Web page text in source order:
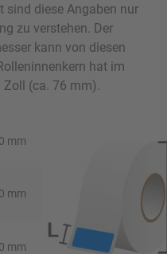
sind diese Angaben nur
zu verstehen. Der
kann von diesen
hat im
(ca. 76 mm).
mm
mm
mm